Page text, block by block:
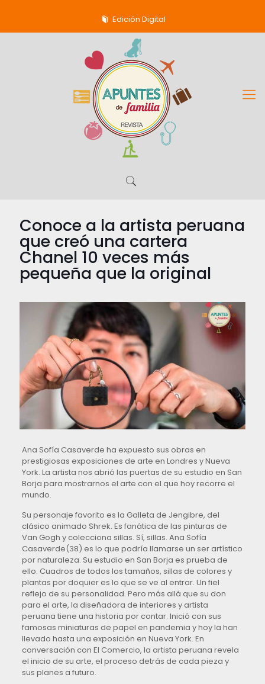
Edición Digital
Conoce a la artista peruana
que creó una cartera
Chanel 10 veces más
pequeña que la original
Ana Sofía Casaverde ha expuesto sus obras en
prestigiosas exposiciones de arte en Londres y Nueva
York. La artista nos abrió las puertas de su estudio en San
Borja para mostrarnos el arte con el que hoy recorre el
mundo.
Su personaje favorito es la Galleta de Jengibre, del
clásico animado Shrek. Es fanática de las pinturas de
Van Gogh y colecciona sillas. Sí, sillas. Ana Sofía
Casaverde(38) es lo que podría llamarse un ser artístico
por naturaleza. Su estudio en San Borja es prueba de
ello. Cuadros de todos los tamaños, sillas de colores y
plantas por doquier es lo que se ve al entrar. Un fiel
reflejo de su personalidad. Pero más allá que su don
para el arte, la diseñadora de interiores y artista
peruana tiene una historia por contar. Inició con sus
famosas miniaturas de papel en pandemia y hoy la han
llevado hasta una exposición en Nueva York. En
conversación con El Comercio, la artista peruana revela
el inicio de su arte, el proceso detrás de cada pieza y
sus planes a futuro.